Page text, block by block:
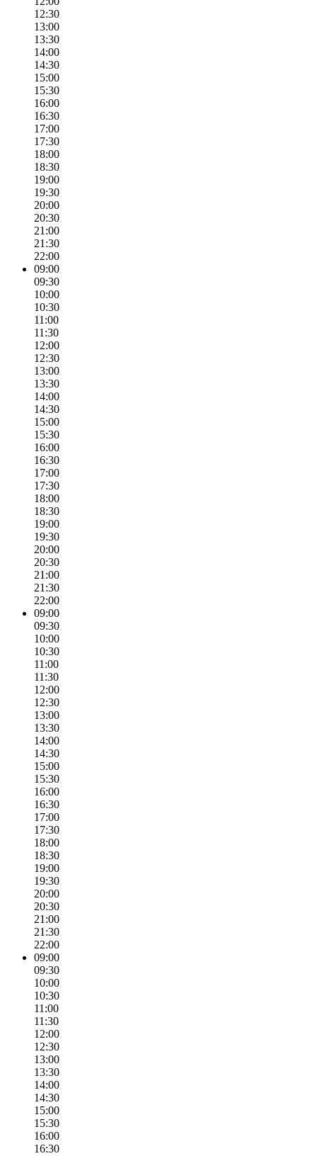
12:30
13:00
13:30
14:00
14:30
15:00
15:30
16:00
16:30
17:00
17:30
18:00
18:30
19:00
19:30
20:00
20:30
21:00
21:30
22:00
09:00
09:30
10:00
10:30
11:00
11:30
12:00
12:30
13:00
13:30
14:00
14:30
15:00
15:30
16:00
16:30
17:00
17:30
18:00
18:30
19:00
19:30
20:00
20:30
21:00
21:30
22:00
09:00
09:30
10:00
10:30
11:00
11:30
12:00
12:30
13:00
13:30
14:00
14:30
15:00
15:30
16:00
16:30
17:00
17:30
18:00
18:30
19:00
19:30
20:00
20:30
21:00
21:30
22:00
09:00
09:30
10:00
10:30
11:00
11:30
12:00
12:30
13:00
13:30
14:00
14:30
15:00
15:30
16:00
16:30